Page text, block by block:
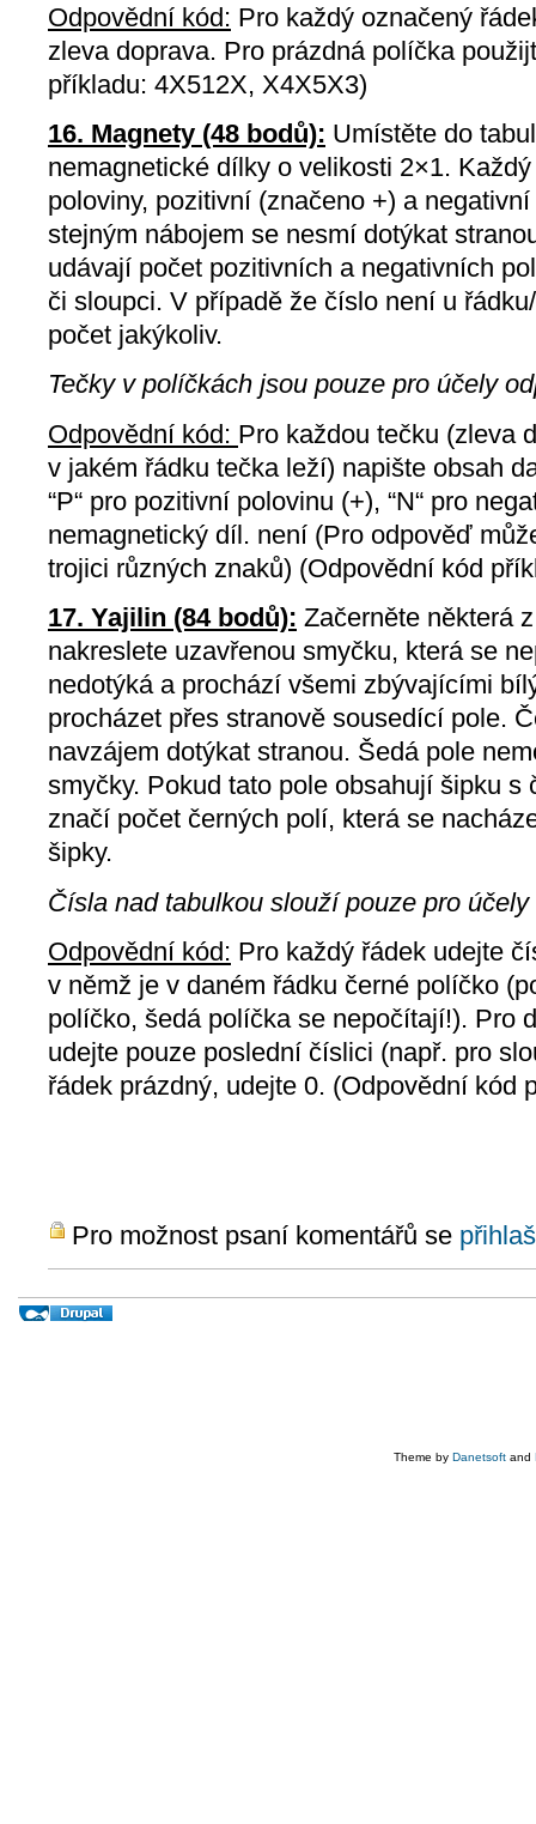
Odpovědní kód: Pro každý označený
zleva doprava. Pro prázdná políčka
příkladu: 4X512X, X4X5X3)
16. Magnety (48 bodů): Umístěte do
nemagnetické dílky o velikosti 2×1.
poloviny, pozitivní (značeno +) a
stejným nábojem se nesmí dotýkat
udávají počet pozitivních a negativních
či sloupci. V případě že číslo není u
počet jakýkoliv.
Tečky v políčkách jsou pouze pro účely
Odpovědní kód: Pro každou tečku (zleva
v jakém řádku tečka leží) napište obsah
“P“ pro pozitivní polovinu (+), “N“ pro
nemagnetický díl. není (Pro odpověď
trojici různých znaků) (Odpovědní kód
17. Yajilin (84 bodů): Začerněte některá
nakreslete uzavřenou smyčku, která se
nedotýká a prochází všemi zbývajícími
procházet přes stranově sousedící pole.
navzájem dotýkat stranou. Šedá pole
smyčky. Pokud tato pole obsahují šipku s
značí počet černých polí, která se
šipky.
Čísla nad tabulkou slouží pouze pro
Odpovědní kód: Pro každý řádek udejte
v němž je v daném řádku černé políčko
políčko, šedá políčka se nepočítají!). Pro
udejte pouze poslední číslici (např. pro
řádek prázdný, udejte 0. (Odpovědní kód
Pro možnost psaní komentářů se
Theme by Danetsoft and